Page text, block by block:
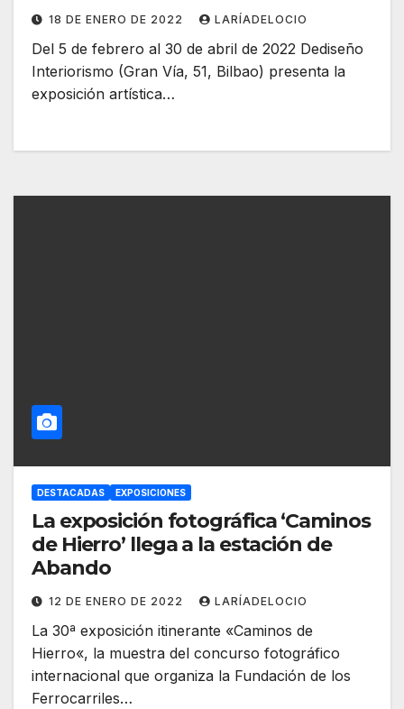
18 DE ENERO DE 2022 LARÍADELOCIO
Del 5 de febrero al 30 de abril de 2022 Dediseño
Interiorismo (Gran Vía, 51, Bilbao) presenta la
exposición artística…
DESTACADAS EXPOSICIONES
La exposición fotográfica ‘Caminos
de Hierro’ llega a la estación de
Abando
12 DE ENERO DE 2022 LARÍADELOCIO
La 30ª exposición itinerante «Caminos de
Hierro«, la muestra del concurso fotográfico
internacional que organiza la Fundación de los
Ferrocarriles…